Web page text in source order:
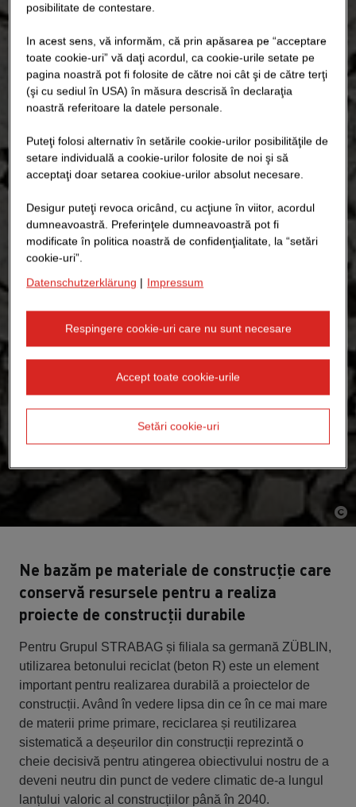
Ne bazăm pe materiale de construcție care
conservă resursele pentru a realiza
proiecte de construcții durabile
Pentru Grupul STRABAG și filiala sa germană ZÜBLIN,
utilizarea betonului reciclat (beton R) este un element
important pentru realizarea durabilă a proiectelor de
construcții. Având în vedere lipsa din ce în ce mai mare
de materii prime primare, reciclarea și reutilizarea
sistematică a deșeurilor din construcții reprezintă o
cheie decisivă pentru atingerea obiectivului nostru de a
deveni neutru din punct de vedere climatic de-a lungul
lanțului valoric al construcțiilor până în 2040.
posibilitate de contestare.
In acest sens, vă informăm, că prin apăsarea pe “acceptare
toate cookie-uri” vă daţi acordul, ca cookie-urile setate pe
pagina noastră pot fi folosite de către noi cât şi de către terţi
(şi cu sediul în USA) în măsura descrisă în declaraţia
noastră referitoare la datele personale.
Puteţi folosi alternativ în setările cookie-urilor posibilităţile de
setare individuală a cookie-urilor folosite de noi şi să
acceptaţi doar setarea cookiue-urilor absolut necesare.
Desigur puteţi revoca oricând, cu acţiune în viitor, acordul
dumneavoastră. Preferinţele dumneavoastră pot fi
modificate în politica noastră de confidenţialitate, la “setări
cookie-uri”.
Datenschutzerklärung | Impressum
Respingere cookie-uri care nu sunt necesare
Accept toate cookie-urile
Setări cookie-uri